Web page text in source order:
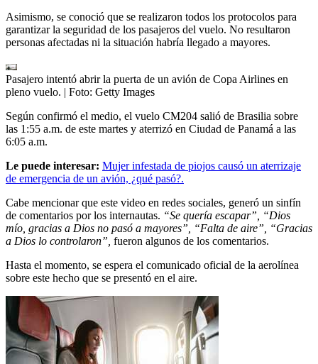
Asimismo, se conoció que se realizaron todos los protocolos para
garantizar la seguridad de los pasajeros del vuelo. No resultaron
personas afectadas ni la situación habría llegado a mayores.
Pasajero intentó abrir la puerta de un avión de Copa Airlines en
pleno vuelo. | Foto: Getty Images
Según confirmó el medio, el vuelo CM204 salió de Brasilia sobre
las 1:55 a.m. de este martes y aterrizó en Ciudad de Panamá a las
6:05 a.m.
Le puede interesar: Mujer infestada de piojos causó un aterrizaje
de emergencia de un avión, ¿qué pasó?.
Cabe mencionar que este video en redes sociales, generó un sinfín
de comentarios por los internautas. “Se quería escapar”, “Dios
mío, gracias a Dios no pasó a mayores”, “Falta de aire”, “Gracias
a Dios lo controlaron”, fueron algunos de los comentarios.
Hasta el momento, se espera el comunicado oficial de la aerolínea
sobre este hecho que se presentó en el aire.